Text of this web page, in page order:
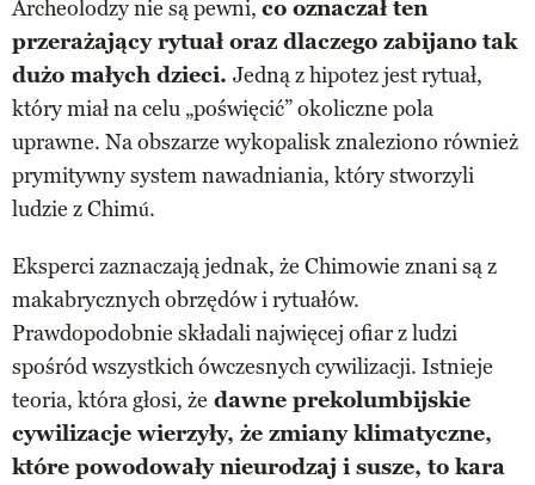
Archeolodzy nie są pewni, co oznaczał ten
przerażający rytuał oraz dlaczego zabijano tak
dużo małych dzieci. Jedną z hipotez jest rytuał,
który miał na celu „poświęcić” okoliczne pola
uprawne. Na obszarze wykopalisk znaleziono również
prymitywny system nawadniania, który stworzyli
ludzie z Chimú.
Eksperci zaznaczają jednak, że Chimowie znani są z
makabrycznych obrzędów i rytuałów.
Prawdopodobnie składali najwięcej ofiar z ludzi
spośród wszystkich ówczesnych cywilizacji. Istnieje
teoria, która głosi, że dawne prekolumbijskie
cywilizacje wierzyły, że zmiany klimatyczne,
które powodowały nieurodzaj i susze, to kara